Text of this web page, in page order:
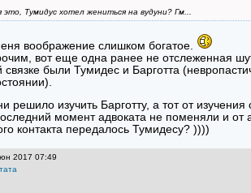
это, Тумидус хотел жениться на вудуни? Гм...
воображение слишком богатое.
вот еще одна ранее не отслеженная
связке были Тумидес и Барготта
решило изучить Барготту, а тот от
момент адвоката не поменяли и от
контакта передалось Тумидесу? ))))
2017 07:49